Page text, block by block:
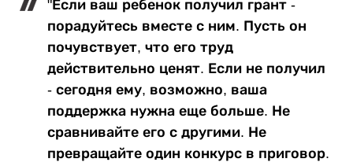
"Если ваш ребенок получил грант -
порадуйтесь вместе с ним. Пусть он
почувствует, что его труд
действительно ценят. Если не получил
- сегодня ему, возможно, ваша
поддержка нужна еще больше. Не
сравнивайте его с другими. Не
превращайте один конкурс в приговор.